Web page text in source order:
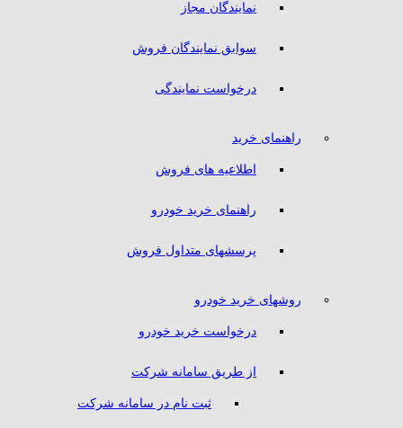
نمایندگان مجاز
سوابق نمایندگان فروش
درخواست نمایندگی
راهنمای خرید
اطلاعیه های فروش
راهنمای خرید خودرو
پرسشهای متداول فروش
روشهای خرید خودرو
درخواست خرید خودرو
از طریق سامانه شرکت
ثبت نام در سامانه شرکت